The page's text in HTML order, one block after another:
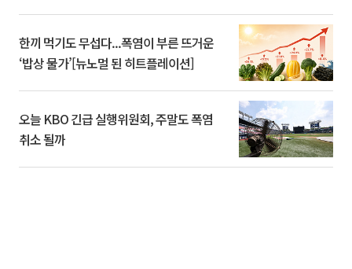
한끼 먹기도 무섭다...폭염이 부른 뜨거운
‘밥상 물가’[뉴노멀 된 히트플레이션]
오늘 KBO 긴급 실행위원회, 주말도 폭염
취소 될까